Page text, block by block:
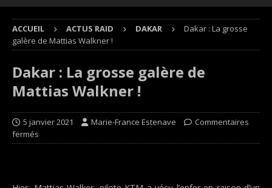
ACCUEIL ACTUS RAID DAKAR
Dakar : La grosse
galère de Mattias Walkner !
Dakar : La grosse galère de
Mattias Walkner !
5 janvier 2021 Marie-France Estenave
Commentaires
fermés